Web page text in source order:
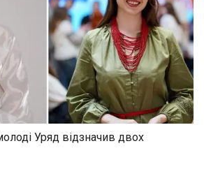
Уряд відзначив двох